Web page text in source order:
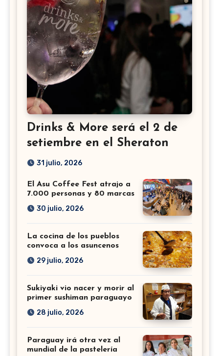
Drinks & More será el 2 de
setiembre en el Sheraton
31 julio, 2026
El Asu Coffee Fest atrajo a
7.000 personas y 80 marcas
30 julio, 2026
La cocina de los pueblos
convoca a los asuncenos
29 julio, 2026
Sukiyaki vio nacer y morir al
primer sushiman paraguayo
28 julio, 2026
Paraguay irá otra vez al
mundial de la pastelería